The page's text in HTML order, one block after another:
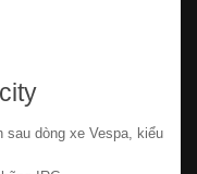
sau dòng xe Vespa, kiểu